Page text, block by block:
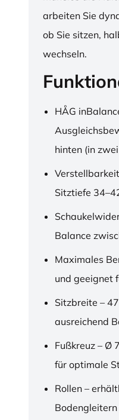
arbeiten Sie
ob Sie sitzen,
wechseln.
HÅG
hinten (in
Sitztiefe
Balance
Maximales
und geeignet
Sitzbreite –
ausreichend
Fußkreuz – Ø
für optimale
Rollen –